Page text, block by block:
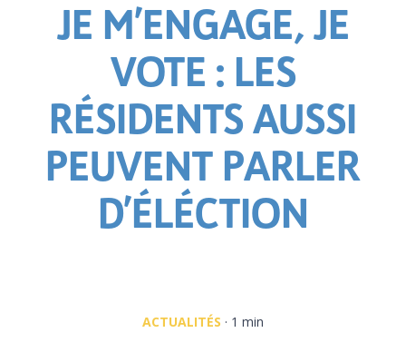
JE M’ENGAGE, JE
VOTE : LES
RÉSIDENTS AUSSI
PEUVENT PARLER
D’ÉLÉCTION
ACTUALITÉS · 1 min